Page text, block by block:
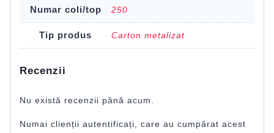
Numar coli/top 250
Tip produs Carton metalizat
Recenzii
Nu există recenzii până acum.
Numai clienții autentificați, care au cumpărat acest